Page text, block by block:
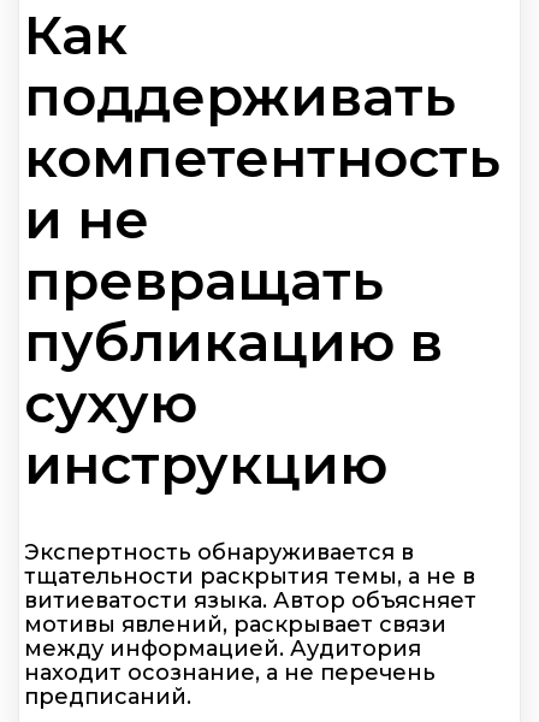
Как
поддерживать
компетентность
и не
превращать
публикацию в
сухую
инструкцию
Экспертность обнаруживается в
тщательности раскрытия темы, а не в
витиеватости языка. Автор объясняет
мотивы явлений, раскрывает связи
между информацией. Аудитория
находит осознание, а не перечень
предписаний.